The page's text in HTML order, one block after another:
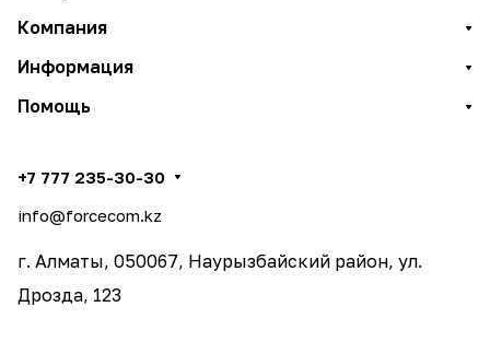
Компания
Информация
Помощь
+7 777 235-30-30
info@forcecom.kz
г. Алматы, 050067, Наурызбайский район, ул.
Дрозда, 123